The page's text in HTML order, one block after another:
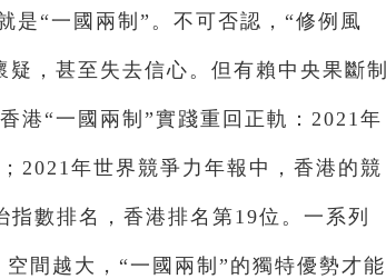
是“一國兩制”。不可否認，“修例風
，甚至失去信心。但有賴中央果斷制
港“一國兩制”實踐重回正軌： 2021年
2021年世界競爭力年報中，香港的競
指數排名，香港排名第19位。一系列
空間越大，“一國兩制”的獨特優勢才能